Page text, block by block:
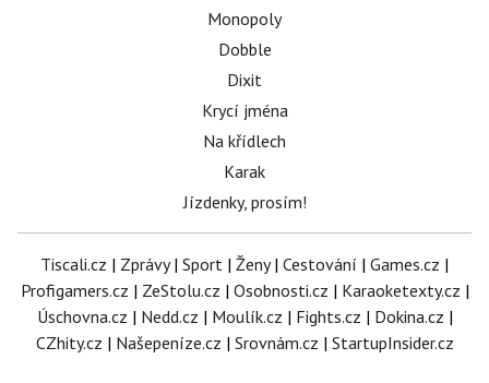
Monopoly
Dobble
Dixit
Krycí jména
Na křídlech
Karak
Jízdenky, prosím!
Tiscali.cz | Zprávy| Sport | Ženy| Cestování | Games.cz |
Profigamers.cz | ZeStolu.cz | Osobnosti.cz | Karaoketexty.cz |
Úschovna.cz | Nedd.cz | Moulík.cz | Fights.cz | Dokina.cz |
CZhity.cz | Našepeníze.cz | Srovnám.cz | StartupInsider.cz